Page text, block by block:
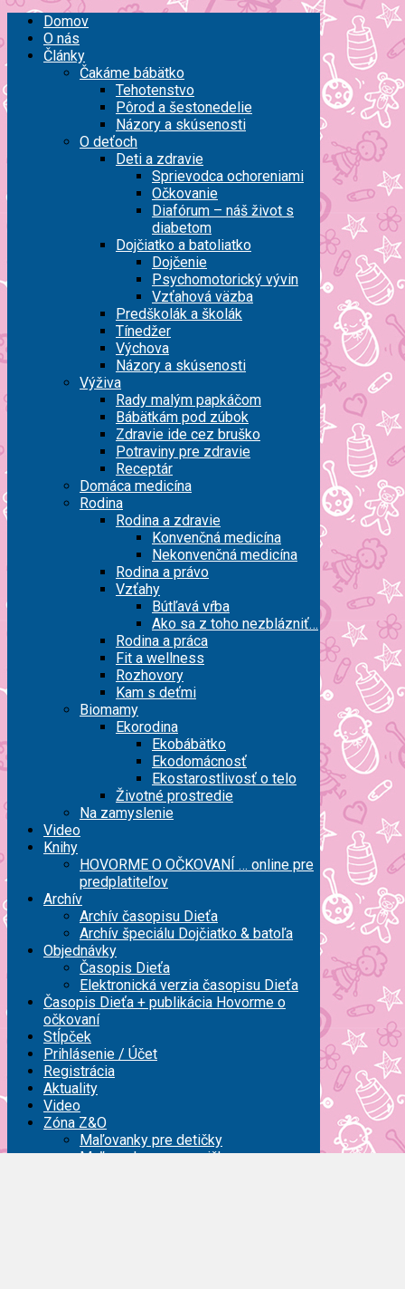
Domov
O nás
Články
Čakáme bábätko
Tehotenstvo
Pôrod a šestonedelie
Názory a skúsenosti
O deťoch
Deti a zdravie
Sprievodca ochoreniami
Očkovanie
Diafórum – náš život s
diabetom
Dojčiatko a batoliatko
Dojčenie
Psychomotorický vývin
Vzťahová väzba
Predškolák a školák
Tínedžer
Výchova
Názory a skúsenosti
Výživa
Rady malým papkáčom
Bábätkám pod zúbok
Zdravie ide cez bruško
Potraviny pre zdravie
Receptár
Domáca medicína
Rodina
Rodina a zdravie
Konvenčná medicína
Nekonvenčná medicína
Rodina a právo
Vzťahy
Bútľavá vŕba
Ako sa z toho nezblázniť…
Rodina a práca
Fit a wellness
Rozhovory
Kam s deťmi
Biomamy
Ekorodina
Ekobábätko
Ekodomácnosť
Ekostarostlivosť o telo
Životné prostredie
Na zamyslenie
Video
Knihy
HOVORME O OČKOVANÍ … online pre
predplatiteľov
Archív
Archív časopisu Dieťa
Archív špeciálu Dojčiatko & batoľa
Objednávky
Časopis Dieťa
Elektronická verzia časopisu Dieťa
Časopis Dieťa + publikácia Hovorme o
očkovaní
Stĺpček
Prihlásenie / Účet
Registrácia
Aktuality
Video
Zóna Z&O
Maľovanky pre detičky
Maľovanky pre mamičky